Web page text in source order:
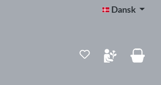
Dansk
Du har 0